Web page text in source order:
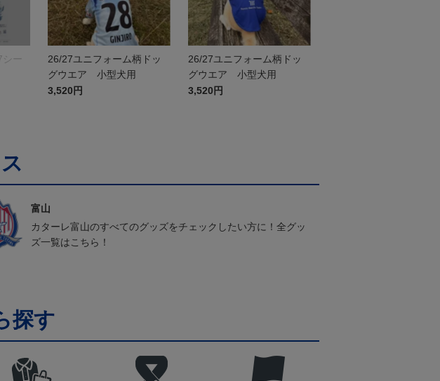
ー
26/27ユニフォーム柄ドッ
グウエア 小型犬用
3,520円
26/27ユニフォーム柄ドッ
グウエア 小型犬用
3,520円
富山
カターレ富山のすべてのグッズをチェックしたい方に！全グッ
ズ一覧はこちら！
探す